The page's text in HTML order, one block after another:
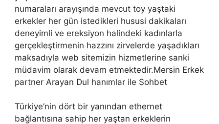
numaraları arayışında mevcut toy yaştaki
erkekler her gün istedikleri hususi dakikaları
deneyimli ve ereksiyon halindeki kadınlarla
gerçekleştirmenin hazzını zirvelerde yaşadıkları
maksadıyla web sitemizin hizmetlerine sanki
müdavim olarak devam etmektedir.Mersin Erkek
partner Arayan Dul hanımlar ile Sohbet
Türkiye’nin dört bir yanından ethernet
bağlantısına sahip her yaştan erkeklerin